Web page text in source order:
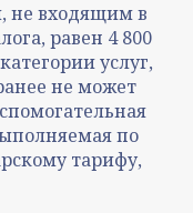
не входящим в
равен 4 800
услуг,
не может
по
тарифу,